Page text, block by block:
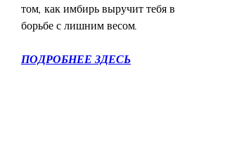
том, как имбирь выручит тебя в
борьбе с лишним весом.
ПОДРОБНЕЕ ЗДЕСЬ